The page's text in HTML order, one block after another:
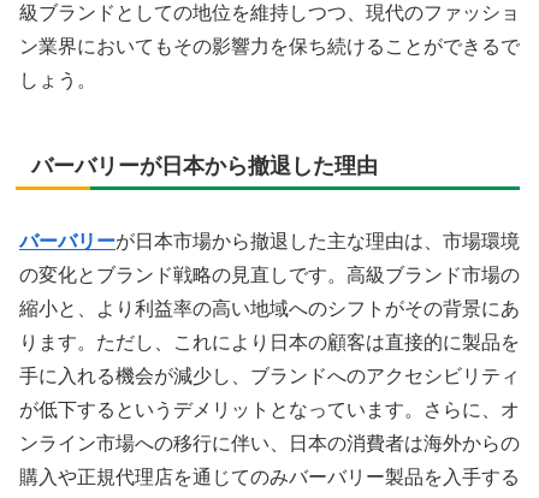
級ブランドとしての地位を維持しつつ、現代のファッショ
ン業界においてもその影響力を保ち続けることができるで
しょう。
バーバリーが日本から撤退した理由
バーバリーが日本市場から撤退した主な理由は、市場環境
の変化とブランド戦略の見直しです。高級ブランド市場の
縮小と、より利益率の高い地域へのシフトがその背景にあ
ります。ただし、これにより日本の顧客は直接的に製品を
手に入れる機会が減少し、ブランドへのアクセシビリティ
が低下するというデメリットとなっています。さらに、オ
ンライン市場への移行に伴い、日本の消費者は海外からの
購入や正規代理店を通じてのみバーバリー製品を入手する